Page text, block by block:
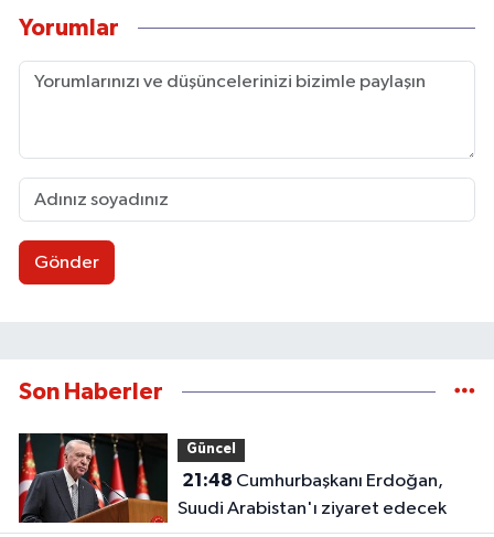
Yorumlar
Gönder
Son Haberler
Güncel
21:48
Suudi Arabistan'ı ziyaret edecek